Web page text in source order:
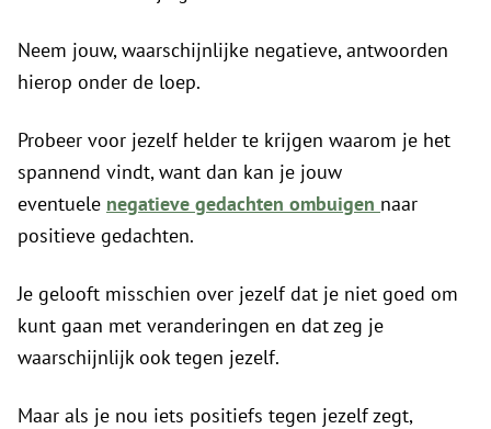
Neem jouw, waarschijnlijke negatieve, antwoorden
hierop onder de loep.
Probeer voor jezelf helder te krijgen waarom je het
spannend vindt, want dan kan je jouw
eventuele negatieve gedachten ombuigen naar
positieve gedachten.
Je gelooft misschien over jezelf dat je niet goed om
kunt gaan met veranderingen en dat zeg je
waarschijnlijk ook tegen jezelf.
Maar als je nou iets positiefs tegen jezelf zegt,